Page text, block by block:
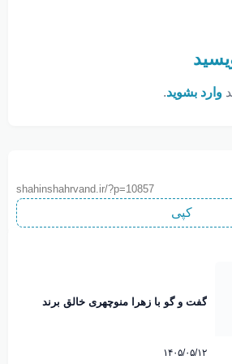
وارد بشوید.
shahinshahrvand.ir/?p=10857
کپی
گفت و گو با زهرا منوچهری خالق برند
۱۴۰۵/۰۵/۱۲